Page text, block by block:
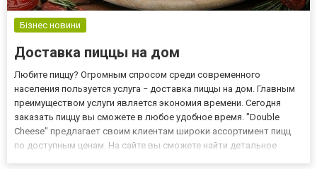
Бізнес новини
Доставка пиццы на дом
Любите пиццу? Огромным спросом среди современного
населения пользуется услуга − доставка пиццы на дом. Главным
преимуществом услуги является экономия времени. Сегодня
заказать пиццу вы сможете в любое удобное время. "Double
Cheese" предлагает своим клиентам широки ассортимент пицц
по доступным ценам. На сайте вы сможете найти детальное